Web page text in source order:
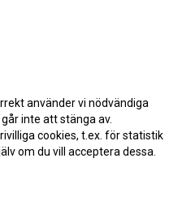
använder vi nödvändiga
inte att stänga av.
cookies, t.ex. för statistik
om du vill acceptera dessa.